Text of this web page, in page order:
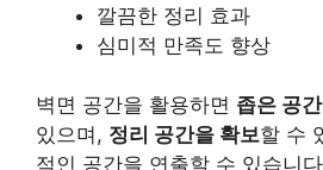
깔끔한 정리 효과
심미적 만족도 향상
벽면 공간을 활용하면 좁은 공
있으며, 정리 공간을 확보할 수
적인 공간을 연출할 수 있습니